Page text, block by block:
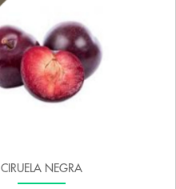
CIRUELA NEGRA